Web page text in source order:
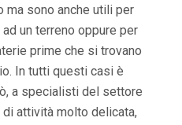
sono anche utili per
un terreno oppure per
prime che si trovano
In tutti questi casi è
a specialisti del settore
attività molto delicata,